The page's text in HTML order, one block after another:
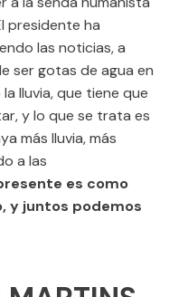
presidente ha
las noticias, a
ser gotas de agua en
lluvia, que tiene que
y lo que se trata es
más lluvia, más
a las
es como
y juntos podemos